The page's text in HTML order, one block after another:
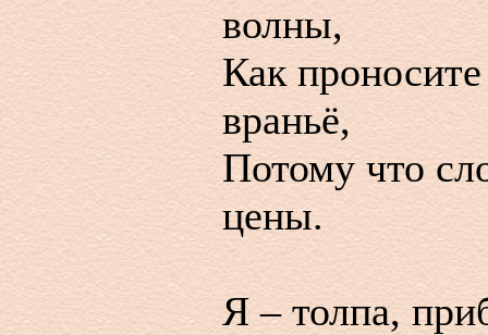
волны,
Как
враньё,
Потому что
цены.
Я – толпа,